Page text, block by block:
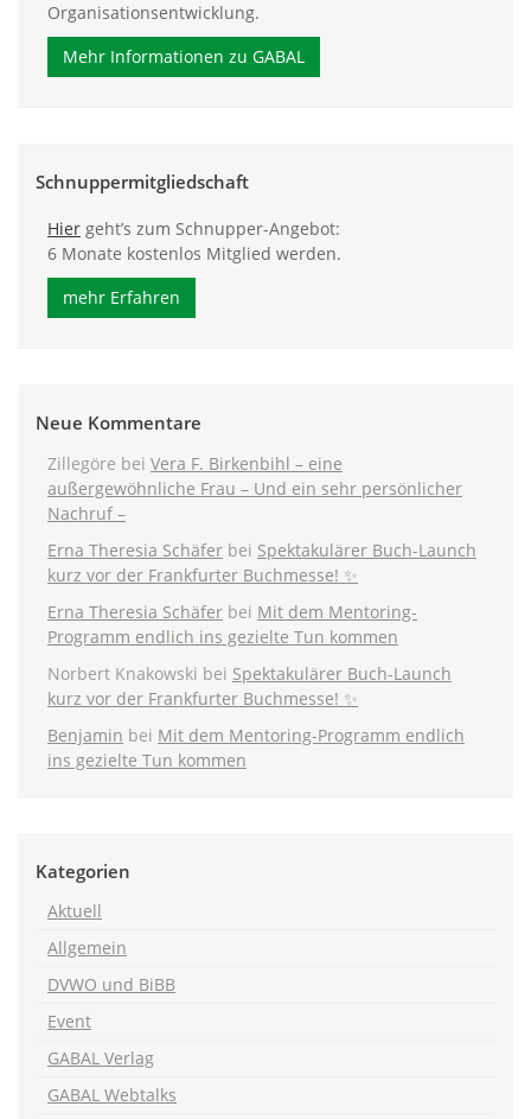
Organisationsentwicklung.
Mehr Informationen zu GABAL
Schnuppermitgliedschaft
Hier geht’s zum Schnupper-Angebot:
6 Monate kostenlos Mitglied werden.
mehr Erfahren
Neue Kommentare
Zillegöre bei Vera F. Birkenbihl – eine
außergewöhnliche Frau – Und ein sehr persönlicher
Nachruf –
Erna Theresia Schäfer bei Spektakulärer Buch-Launch
kurz vor der Frankfurter Buchmesse! ✨
Erna Theresia Schäfer bei Mit dem Mentoring-
Programm endlich ins gezielte Tun kommen
Norbert Knakowski bei Spektakulärer Buch-Launch
kurz vor der Frankfurter Buchmesse! ✨
Benjamin bei Mit dem Mentoring-Programm endlich
ins gezielte Tun kommen
Kategorien
Aktuell
Allgemein
DVWO und BiBB
Event
GABAL Verlag
GABAL Webtalks